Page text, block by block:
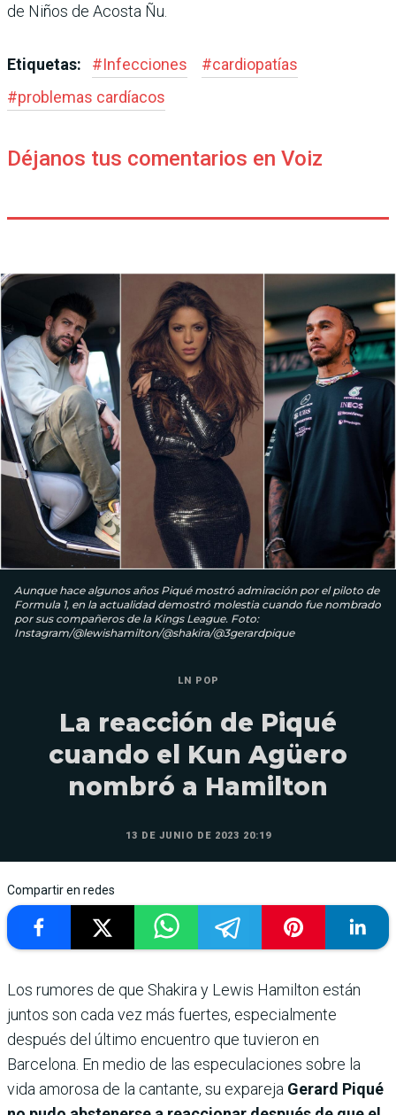
de Niños de Acosta Ñu.
Etiquetas: #Infecciones #cardiopatías
#problemas cardíacos
Déjanos tus comentarios en Voiz
Aunque hace algunos años Piqué mostró admiración por el piloto de
Formula 1, en la actualidad demostró molestia cuando fue nombrado
por sus compañeros de la Kings League. Foto:
Instagram/@lewishamilton/@shakira/@3gerardpique
LN POP
La reacción de Piqué
cuando el Kun Agüero
nombró a Hamilton
13 DE JUNIO DE 2023 20:19
Compartir en redes
Los rumores de que Shakira y Lewis Hamilton están
juntos son cada vez más fuertes, especialmente
después del último encuentro que tuvieron en
Barcelona. En medio de las especulaciones sobre la
vida amorosa de la cantante, su expareja Gerard Piqué